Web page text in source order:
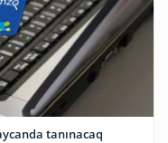
tanınacaq